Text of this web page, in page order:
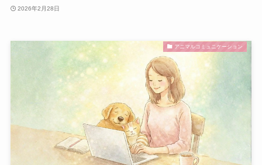
2026年2月28日
アニマルコミュニケーション